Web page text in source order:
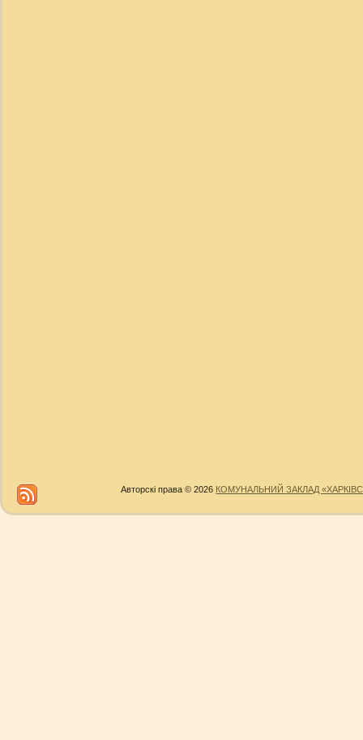
Авторскі права © 2026 КОМУНАЛЬНИЙ ЗАКЛАД